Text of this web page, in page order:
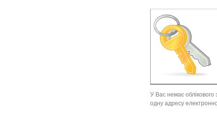
У Вас немає облікового
одну адресу